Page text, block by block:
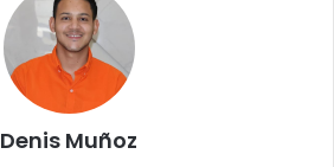
Denis Muñoz